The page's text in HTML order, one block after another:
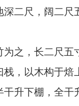
尺，阔二尺
之，长二尺五
以木构于焙
升下棚，全干